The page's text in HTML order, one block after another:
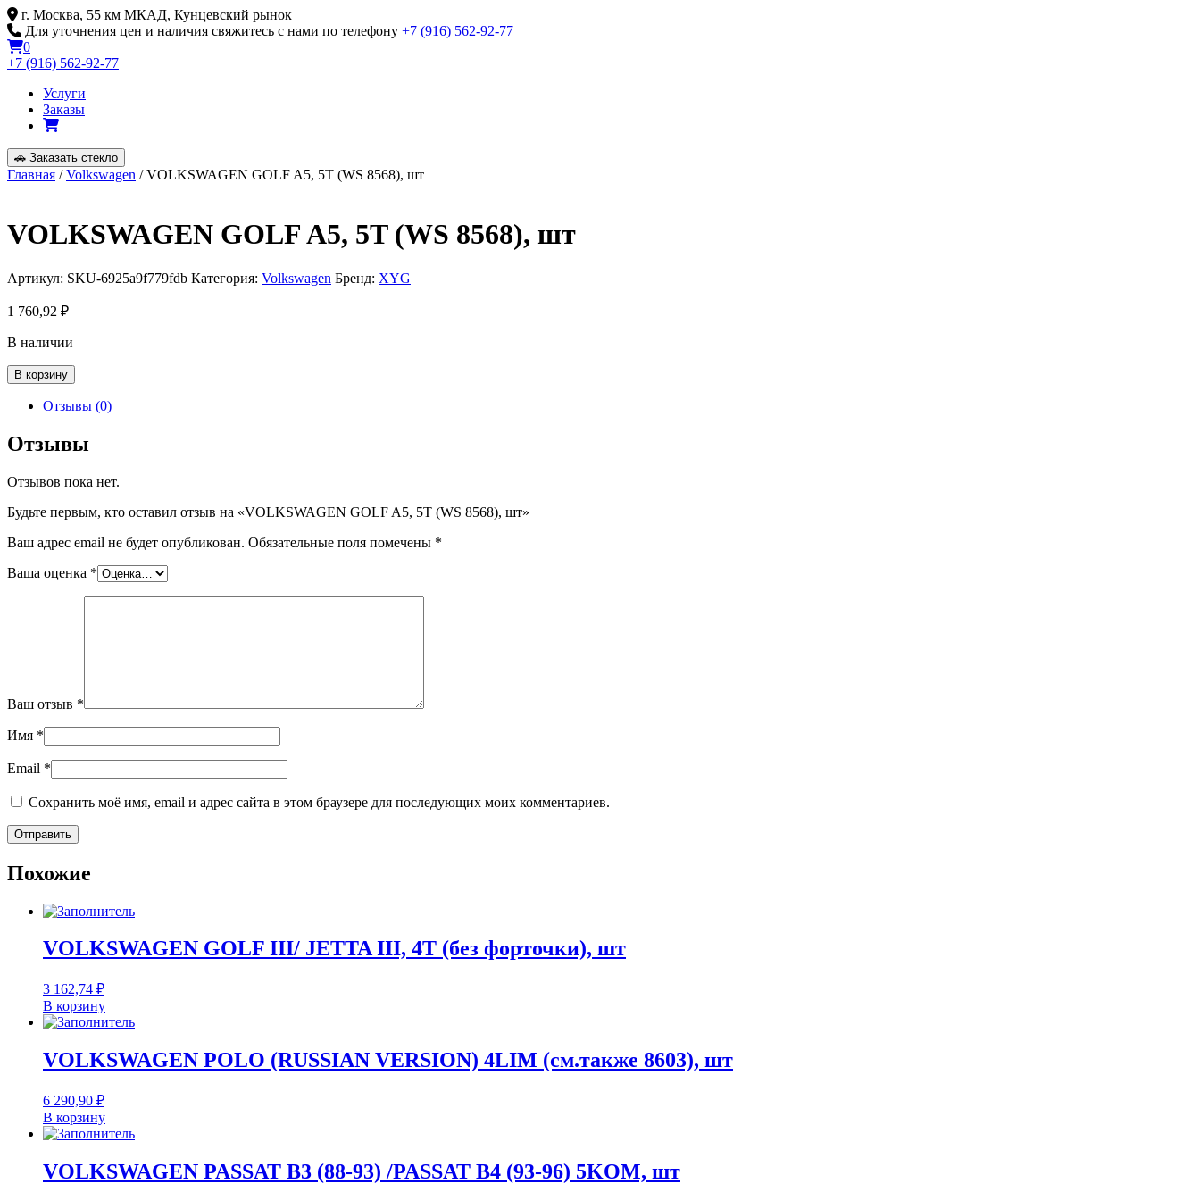
Skip
to
content
г. Москва, 55 км МКАД, Кунцевский рынок
Для уточнения цен и наличия свяжитесь с нами по телефону +7 (916) 562-92-77
0
+7 (916) 562-92-77
Услуги
Заказы
🚗 Заказать стекло
Главная /Volkswagen / VOLKSWAGEN GOLF A5, 5T (WS 8568), шт
VOLKSWAGEN GOLF A5, 5T (WS 8568), шт
Артикул: SKU-6925a9f779fdb Категория: Volkswagen Бренд: XYG
1 760,92 ₽
В наличии
Количество
товара
VOLKSWAGEN
A5,
5T
8568),
В корзину
Отзывы (0)
Отзывы
Отзывов пока нет.
Будьте первым, кто оставил отзыв на «VOLKSWAGEN GOLF A5, 5T (WS 8568), шт»
Ваш адрес email не будет опубликован. Обязательные поля помечены *
Ваша оценка *
Ваш отзыв *
Имя *
Email *
Сохранить моё имя, email и адрес сайта в этом браузере для последующих моих комментариев.
Похожие
VOLKSWAGEN GOLF III/ JETTA III, 4T (без форточки), шт
3 162,74 ₽
В корзину
VOLKSWAGEN POLO (RUSSIAN VERSION) 4LIM (см.также 8603), шт
6 290,90 ₽
В корзину
VOLKSWAGEN PASSAT B3 (88-93) /PASSAT B4 (93-96) 5KOM, шт